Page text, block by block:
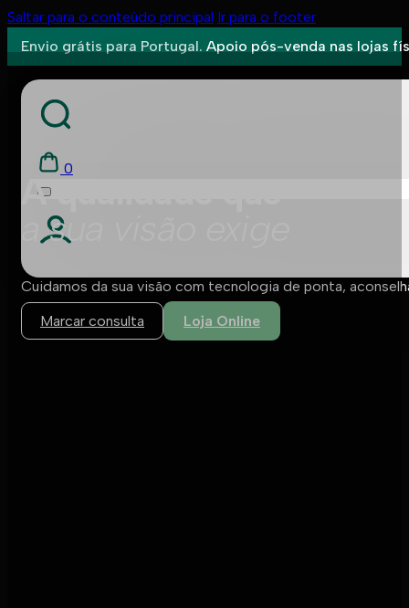
Saltar para o conteúdo principal Ir para o footer
Envio grátis para Portugal. Apoio pós-venda nas lojas
0
A qualidade que
a sua visão exige
Cuidamos da sua visão com tecnologia de ponta,
Marcar consulta
Loja Online